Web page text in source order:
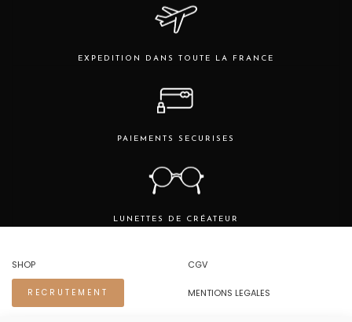
EXPEDITION DANS TOUTE LA FRANCE
PAIEMENTS SECURISES
LUNETTES DE CRÉATEUR
SHOP
RECRUTEMENT
CGV
MENTIONS LEGALES